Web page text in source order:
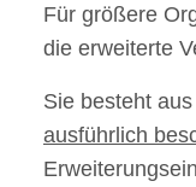
Für größere
die erweiterte
Sie besteht
ausführlich